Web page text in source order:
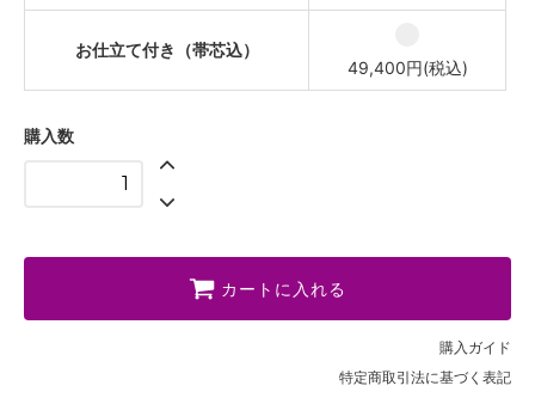
お仕立て付き（帯芯込）
49,400円(税込)
購入数
カートに入れる
購入ガイド
特定商取引法に基づく表記